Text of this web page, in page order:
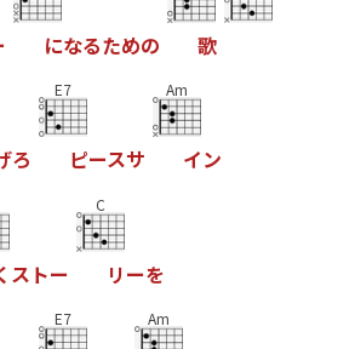
になるための 歌
ろ
E7
ピースサ
Am
イン
ス トー
C
リーを
E7 Am